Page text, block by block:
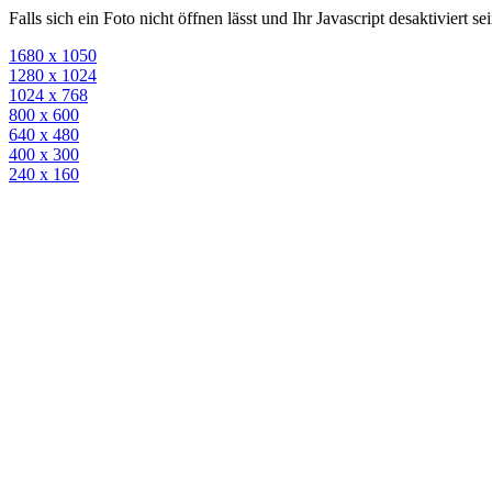
Falls sich ein Foto nicht öffnen lässt und Ihr Javascript desaktiviert
1680 x 1050
1280 x 1024
1024 x 768
800 x 600
640 x 480
400 x 300
240 x 160